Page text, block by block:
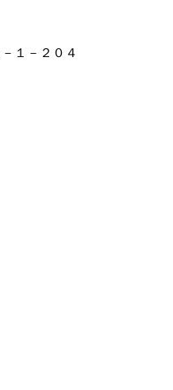
１－２０４